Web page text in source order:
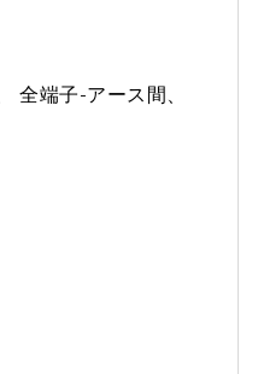
全端子-アース間、